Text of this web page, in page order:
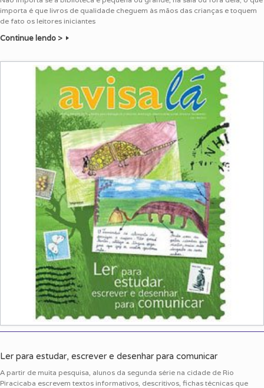
importa é que livros de qualidade cheguem às mãos das crianças e toquem
de fato os leitores iniciantes
Continue lendo >
Ler para estudar, escrever e desenhar para comunicar
A partir de muita pesquisa, alunos da segunda série na cidade de Rio
Piracicaba escrevem textos informativos, descritivos, fichas técnicas que